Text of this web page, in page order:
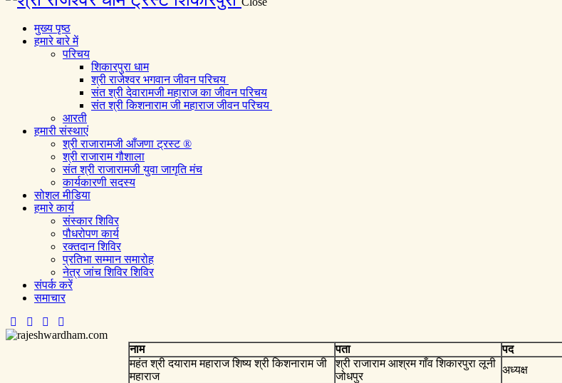
मुख्य पृष्ठ
हमारे बारे में
परिचय
शिकारपुरा धाम
श्री राजेश्वर भगवान जीवन परिचय
संत श्री देवारामजी महाराज का जीवन परिचय
संत श्री किशनाराम जी महाराज जीवन परिचय
आरती
हमारी संस्थाएं
श्री राजारामजी आँजणा ट्रस्ट ®
श्री राजाराम गौशाला
संत श्री राजारामजी युवा जागृति मंच
कार्यकारणी सदस्य
सोशल मीडिया
हमारे कार्य
संस्कार शिविर
पौधरोपण कार्य
रक्तदान शिविर
प्रतिभा सम्मान समारोह
नेत्र जांच शिविर शिविर
संपर्क करें
समाचार
नाम पता पद
महंत श्री दयाराम महाराज शिष्य श्री किशनाराम जी
महाराज
श्री राजाराम आश्रम गाँव शिकारपुरा लूनी
जोधपुर
अध्यक्ष